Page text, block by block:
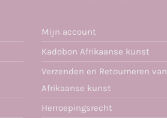
Mijn account
Kadobon Afrikaanse kunst
Verzenden en Retourneren van
Afrikaanse kunst
Herroepingsrecht